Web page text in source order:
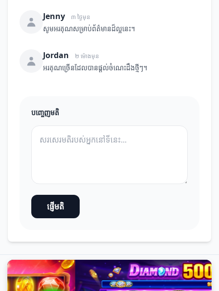
Jenny ៣ ថ្ងៃមុន
សូមអរគុណសម្រាប់ព័ត៌មានដ៏ល្អនេះ។
Jordan ២ ម៉ោងមុន
អរគុណច្រើនដែលបានផ្តល់ចំណេះដឹងថ្មីៗ។
បញ្ចេញមតិ
ផ្ញើមតិ